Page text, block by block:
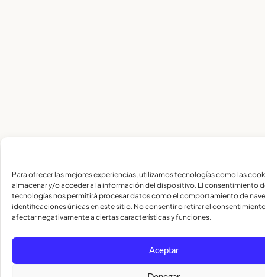
Para ofrecer las mejores experiencias, utilizamos tecnologías como las
almacenar y/o acceder a la información del dispositivo. El consentimiento
tecnologías nos permitirá procesar datos como el comportamiento de
identificaciones únicas en este sitio. No consentir o retirar el
afectar negativamente a ciertas características y funciones.
Aceptar